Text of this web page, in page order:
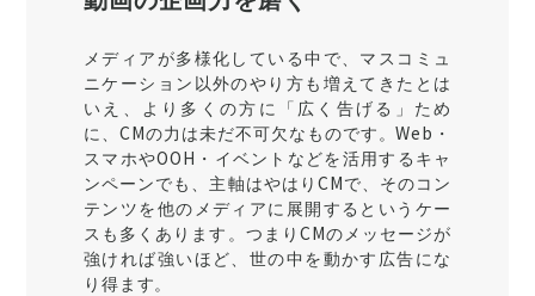
メディアが多様化している中で、マスコミュ
ニケーション以外のやり方も増えてきたとは
いえ、より多くの方に「広く告げる」ため
に、CMの力は未だ不可欠なものです。Web・
スマホやOOH・イベントなどを活用するキャ
ンペーンでも、主軸はやはりCMで、そのコン
テンツを他のメディアに展開するというケー
スも多くあります。つまりCMのメッセージが
強ければ強いほど、世の中を動かす広告にな
り得ます。